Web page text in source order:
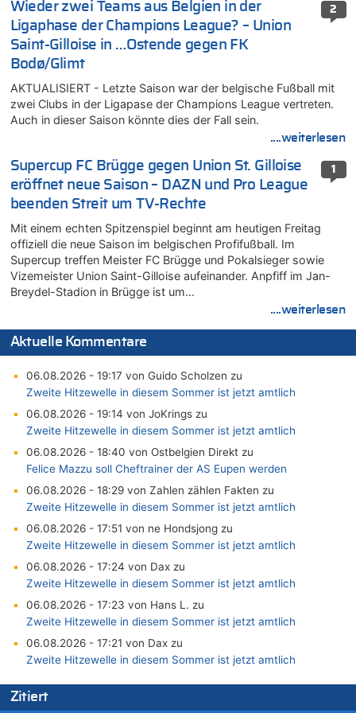
2
Wieder zwei Teams aus Belgien in der
Ligaphase der Champions League? – Union
Saint-Gilloise in …Ostende gegen FK
Bodø/Glimt
AKTUALISIERT - Letzte Saison war der belgische Fußball mit
zwei Clubs in der Ligapase der Champions League vertreten.
Auch in dieser Saison könnte dies der Fall sein.
....weiterlesen
1
Supercup FC Brügge gegen Union St. Gilloise
eröffnet neue Saison – DAZN und Pro League
beenden Streit um TV-Rechte
Mit einem echten Spitzenspiel beginnt am heutigen Freitag
offiziell die neue Saison im belgischen Profifußball. Im
Supercup treffen Meister FC Brügge und Pokalsieger sowie
Vizemeister Union Saint-Gilloise aufeinander. Anpfiff im Jan-
Breydel-Stadion in Brügge ist um…
....weiterlesen
Aktuelle Kommentare
06.08.2026 - 19:17 von Guido Scholzen zu
Zweite Hitzewelle in diesem Sommer ist jetzt amtlich
06.08.2026 - 19:14 von JoKrings zu
Zweite Hitzewelle in diesem Sommer ist jetzt amtlich
06.08.2026 - 18:40 von Ostbelgien Direkt zu
Felice Mazzu soll Cheftrainer der AS Eupen werden
06.08.2026 - 18:29 von Zahlen zählen Fakten zu
Zweite Hitzewelle in diesem Sommer ist jetzt amtlich
06.08.2026 - 17:51 von ne Hondsjong zu
Zweite Hitzewelle in diesem Sommer ist jetzt amtlich
06.08.2026 - 17:24 von Dax zu
Zweite Hitzewelle in diesem Sommer ist jetzt amtlich
06.08.2026 - 17:23 von Hans L. zu
Zweite Hitzewelle in diesem Sommer ist jetzt amtlich
06.08.2026 - 17:21 von Dax zu
Zweite Hitzewelle in diesem Sommer ist jetzt amtlich
FIFA-Spitze demonstriert Einigkeit trotz Kritik und neuer
Zitiert